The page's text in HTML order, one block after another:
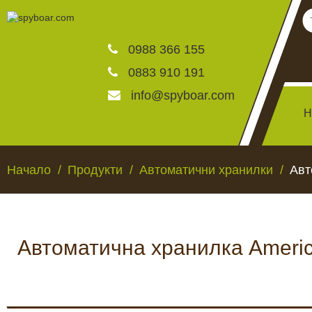
0988 366 155
0883 910 191
info@spyboar.com
ЛОВНИ КАМЕРИ ФОТОКАПАНИ НА
Ловни камери
Камери за
Начало Продукти Автоматични хранилки
Автоматична хранилка